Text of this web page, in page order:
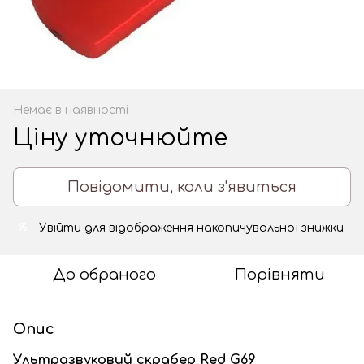
Немає в наявності
Ціну уточнюйте
Повідомити, коли з'явиться
Увійти для відображення накопичувальної знижки
До обраного Порівняти
Опис
Ультразвуковий скрабер Red G69